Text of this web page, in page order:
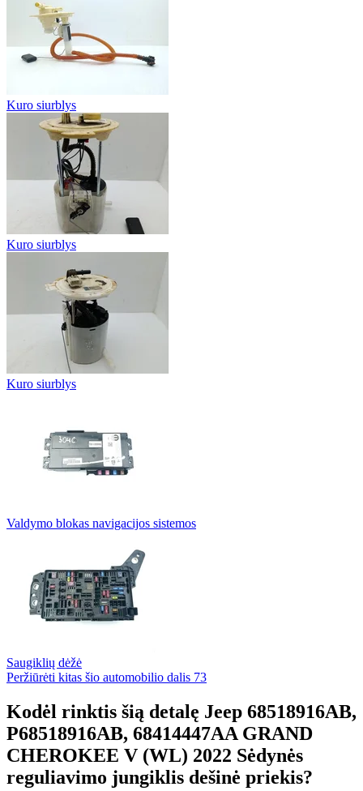
Kuro siurblys
Kuro siurblys
Kuro siurblys
Valdymo blokas navigacijos sistemos
Saugiklių dėžė
Peržiūrėti kitas šio automobilio dalis 73
Kodėl rinktis šią detalę Jeep 68518916AB,
P68518916AB, 68414447AA GRAND
CHEROKEE V (WL) 2022 Sėdynės
reguliavimo jungiklis dešinė priekis?